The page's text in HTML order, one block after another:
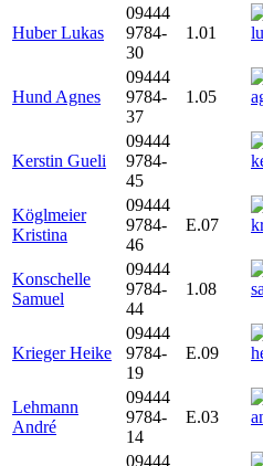
Huber Lukas
09444
9784-
30
1.01
Hund Agnes
09444
9784-
37
1.05
Kerstin Gueli
09444
9784-
45
Köglmeier
Kristina
09444
9784-
46
E.07
Konschelle
Samuel
09444
9784-
44
1.08
Krieger Heike
09444
9784-
19
E.09
Lehmann
André
09444
9784-
14
E.03
09444